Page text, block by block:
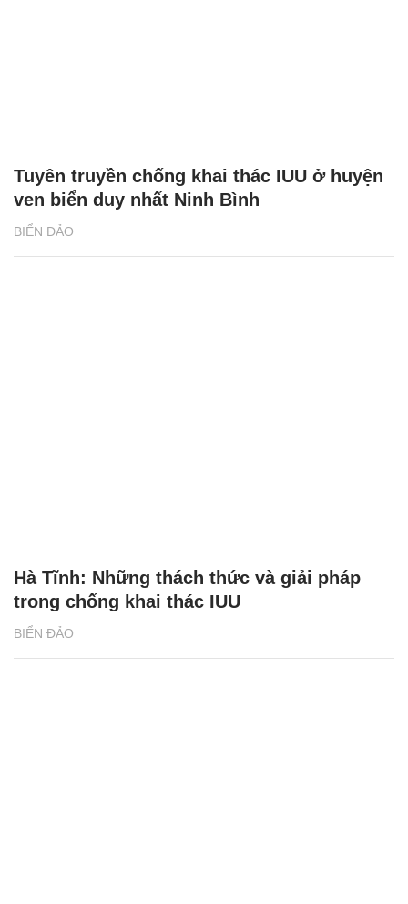
BIỂN ĐẢO
Tuyên truyền chống khai thác IUU ở huyện
ven biển duy nhất Ninh Bình
BIỂN ĐẢO
Hà Tĩnh: Những thách thức và giải pháp
trong chống khai thác IUU